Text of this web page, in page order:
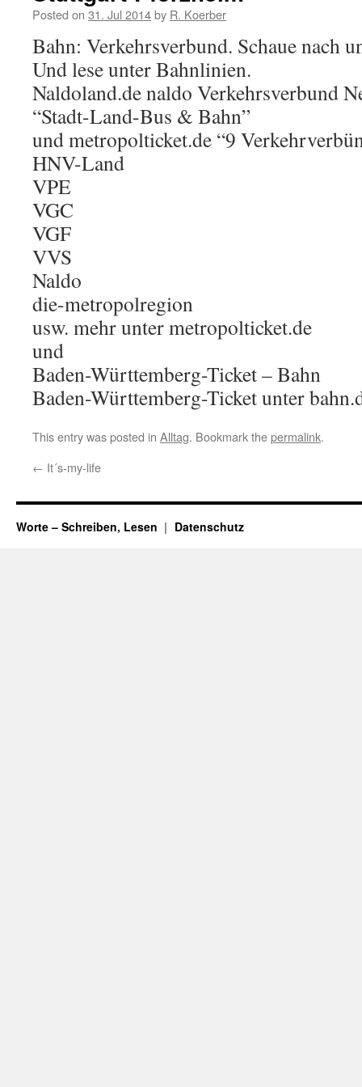
Posted on 31. Jul 2014by R. Koerber
Bahn: Verkehrsverbund. Schaue nach
Und lese unter Bahnlinien.
Naldoland.de naldo Verkehrsverbund
“Stadt-Land-Bus & Bahn”
und metropolticket.de “9
HNV-Land
VPE
VGC
VGF
VVS
Naldo
die-metropolregion
usw. mehr unter metropolticket.de
und
Baden-Württemberg-Ticket – Bahn
Baden-Württemberg-Ticket unter
This entry was posted in Alltag. Bookmark thepermalink.
← It´s-my-life
Worte – Schreiben, Lesen Datenschutz